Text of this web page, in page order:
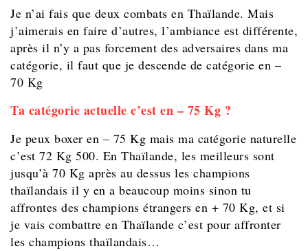
Je n’ai fais que deux combats en Thaïlande. Mais
j’aimerais en faire d’autres, l’ambiance est différente,
après il n’y a pas forcement des adversaires dans ma
catégorie, il faut que je descende de catégorie en –
70 Kg
Ta catégorie actuelle c’est en – 75 Kg ?
Je peux boxer en – 75 Kg mais ma catégorie naturelle
c’est 72 Kg 500. En Thaïlande, les meilleurs sont
jusqu’à 70 Kg après au dessus les champions
thaïlandais il y en a beaucoup moins sinon tu
affrontes des champions étrangers en + 70 Kg, et si
je vais combattre en Thaïlande c’est pour affronter
les champions thaïlandais…